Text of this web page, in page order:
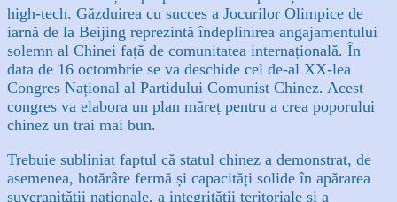
high-tech. Găzduirea cu succes a Jocurilor Olimpice de
iarnă de la Beijing reprezintă îndeplinirea angajamentului
solemn al Chinei față de comunitatea internațională. În
data de 16 octombrie se va deschide cel de-al XX-lea
Congres Național al Partidului Comunist Chinez. Acest
congres va elabora un plan măreț pentru a crea poporului
chinez un trai mai bun.
Trebuie subliniat faptul că statul chinez a demonstrat, de
asemenea, hotărâre fermă și capacități solide în apărarea
suveranității naționale, a integrității teritoriale și a